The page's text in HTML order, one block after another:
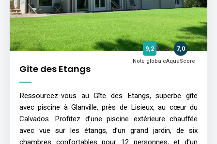
Gîte des Etangs
9,2
Note globale
7,0
AquaScore
Ressourcez-vous au Gîte des Etangs, superbe gîte
avec piscine à Glanville, près de Lisieux, au cœur du
Calvados. Profitez d’une piscine extérieure chauffée
avec vue sur les étangs, d’un grand jardin, de six